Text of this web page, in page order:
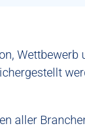
Wettbewerb
aller